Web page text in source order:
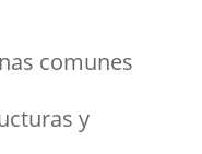
comunes
y